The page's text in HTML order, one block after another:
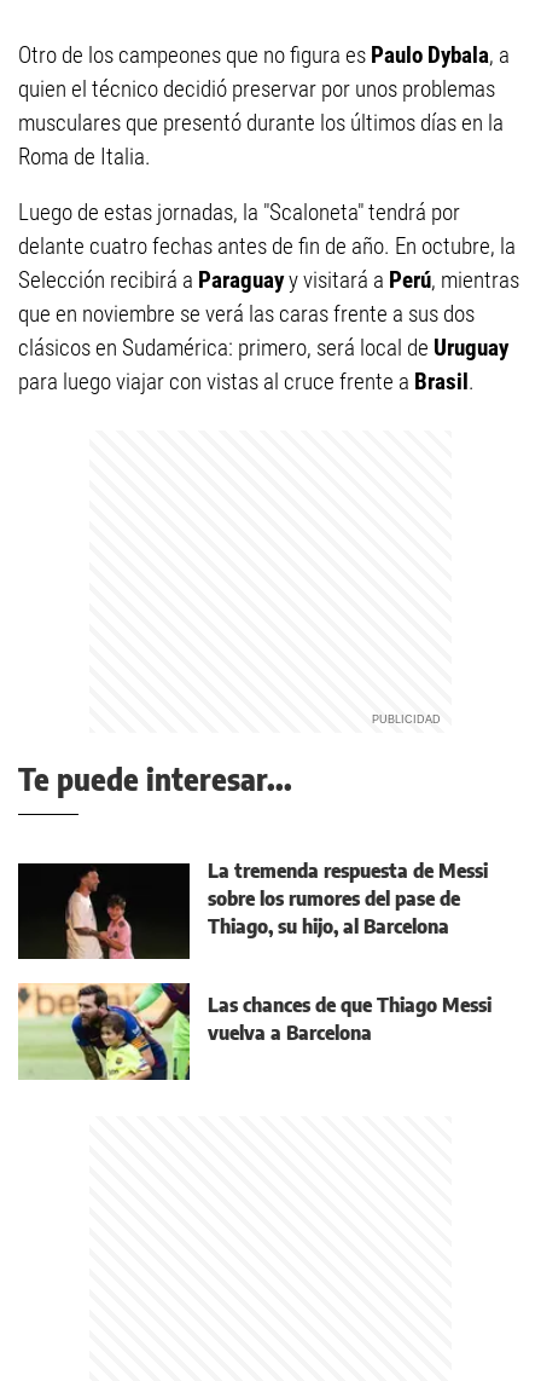
Otro de los campeones que no figura es Paulo Dybala, a
quien el técnico decidió preservar por unos problemas
musculares que presentó durante los últimos días en la
Roma de Italia.
Luego de estas jornadas, la "Scaloneta" tendrá por
delante cuatro fechas antes de fin de año. En octubre, la
Selección recibirá a Paraguayy visitará a Perú, mientras
que en noviembre se verá las caras frente a sus dos
clásicos en Sudamérica: primero, será local de Uruguay
para luego viajar con vistas al cruce frente a Brasil.
Te puede interesar...
La tremenda respuesta de Messi
sobre los rumores del pase de
Thiago, su hijo, al Barcelona
Las chances de que Thiago Messi
vuelva a Barcelona